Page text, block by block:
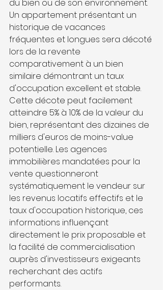
du bien ou de son environnement.
Un appartement présentant un
historique de vacances
fréquentes et longues sera décoté
lors de la revente
comparativement à un bien
similaire démontrant un taux
d'occupation excellent et stable.
Cette décote peut facilement
atteindre 5% à 10% de la valeur du
bien, représentant des dizaines de
milliers d'euros de moins-value
potentielle. Les agences
immobilières mandatées pour la
vente questionneront
systématiquement le vendeur sur
les revenus locatifs effectifs et le
taux d'occupation historique, ces
informations influençant
directement le prix proposable et
la facilité de commercialisation
auprès d'investisseurs exigeants
recherchant des actifs
performants.